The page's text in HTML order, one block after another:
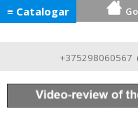
≡ Catalogar
+375298060567